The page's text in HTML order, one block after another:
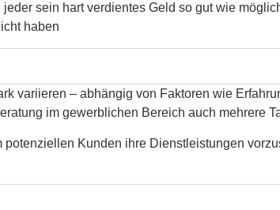
sein hart verdientes Geld so gut wie
haben
variieren – abhängig von Faktoren wie
im gewerblichen Bereich auch mehrere
Kunden ihre Dienstleistungen